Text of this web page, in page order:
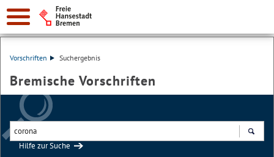
Vorschriften Suchergebnis
Bremische Vorschriften
Hilfe zur Suche